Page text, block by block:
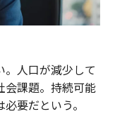
。人口が減少して
会課題。持続可能
要だという。